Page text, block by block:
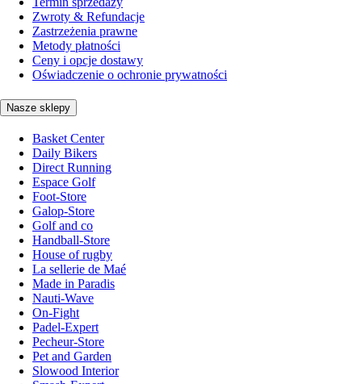
Zwroty & Refundacje
Zastrzeżenia prawne
Metody płatności
Ceny i opcje dostawy
Oświadczenie o ochronie prywatności
Nasze sklepy
Basket Center
Daily Bikers
Direct Running
Espace Golf
Foot-Store
Galop-Store
Golf and co
Handball-Store
House of rugby
La sellerie de Maé
Made in Paradis
Nauti-Wave
On-Fight
Padel-Expert
Pecheur-Store
Pet and Garden
Slowood Interior